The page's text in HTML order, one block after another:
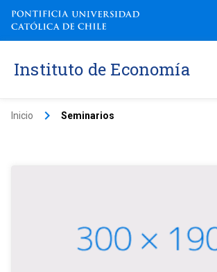
Instituto de Economía
Inicio keyboard_arrow_right Seminarios